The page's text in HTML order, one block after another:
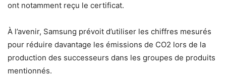
ont notamment reçu le certificat.
À l’avenir, Samsung prévoit d’utiliser les chiffres mesurés
pour réduire davantage les émissions de CO2 lors de la
production des successeurs dans les groupes de produits
mentionnés.